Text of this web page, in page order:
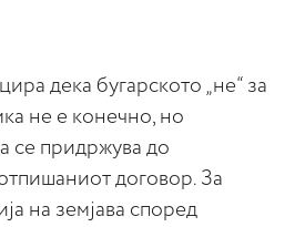
дека бугарското „не“ за
не е конечно, но
се придржува до
договор. За
на земјава според